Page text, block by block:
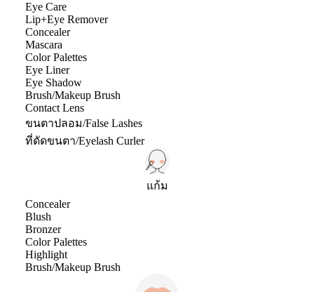
Eye Care
Lip+Eye Remover
Concealer
Mascara
Color Palettes
Eye Liner
Eye Shadow
Brush/Makeup Brush
Contact Lens
ขนตาปลอม/False Lashes
ที่ดัดขนตา/Eyelash Curler
แก้ม
Concealer
Blush
Bronzer
Color Palettes
Highlight
Brush/Makeup Brush